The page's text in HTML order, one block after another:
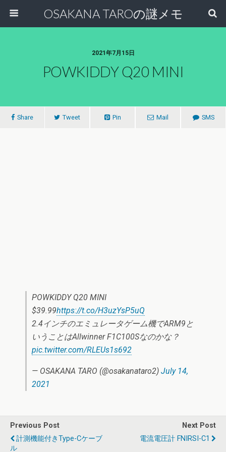
OSAKANA TAROの謎メモ
2021年7月15日
POWKIDDY Q20 MINI
Share Tweet Pin Mail SMS
POWKIDDY Q20 MINI
$39.99https://t.co/H3uzYsP5uQ
2.4インチのエミュレータゲーム機でARM9と
いうことはAllwinner F1C100Sなのかな？
pic.twitter.com/RLEUs1s692
— OSAKANA TARO (@osakanataro2) July 14,
2021
Previous Post
計測機能付きType-Cケーブ
ル
Next Post
電流電圧計 FNIRSI-C1